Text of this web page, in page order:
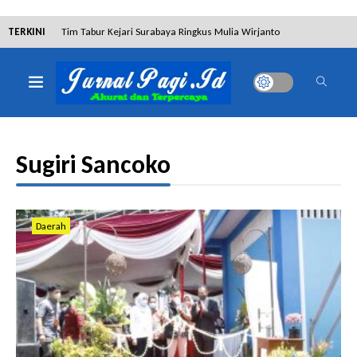
TERKINI Tim Tabur Kejari Surabaya Ringkus Mulia Wirjanto
Terpidana Penipuan 10 Miliar
Lakukan Pencurian dengan Pemberatan,
RSUD Bangil Raih Penghargaan Internasional WSO,
Kejari Surabaya Amankan Barang Bukti 9 Miliar
Rupiah TPPU Judol 188BET
Dalam Proses Hukum, Sengketa Lahan Gebang Putih
Justru Terdapat Aktivitas Pembangunan
Dibantah Terdakwa Ranto Hensa, Salim Himawan
Sugiri Sancoko
Daerah